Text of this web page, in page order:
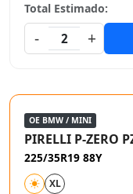
Total Estimado:
-
2 +
OE BMW / MINI
PIRELLI P-ZERO
225/35R19 88Y
XL